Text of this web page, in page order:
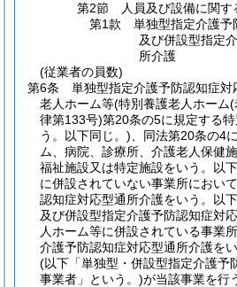
第2節
人員及び設備に関す
第1款
単独型指定介護
及び併設型指定
所介護
(従業者の員数)
第6条
単独型指定介護予防認知症対
老人ホーム等(特別養護老人ホーム(
律第133号)第20条の5に規定する
う。以下同じ。) 、同法第20条の4
ム、病院、診療所、介護老人保健
福祉施設又は特定施設をいう。以
に併設されていない事業所におい
認知症対応型通所介護をいう。以
及び併設型指定介護予防認知症対
人ホーム等に併設されている事業
介護予防認知症対応型通所介護を
(以下「単独型・併設型指定介護予
事業者」という。)が当該事業を行